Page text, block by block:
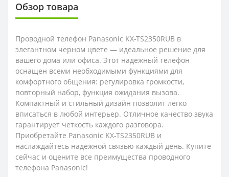
Обзор товара
Проводной телефон Panasonic KX-TS2350RUB в
элегантном черном цвете — идеальное решение для
вашего дома или офиса. Этот надежный телефон
оснащен всеми необходимыми функциями для
комфортного общения: регулировка громкости,
повторный набор, функция ожидания вызова.
Компактный и стильный дизайн позволит легко
вписаться в любой интерьер. Отличное качество звука
гарантирует четкость каждого разговора.
Приобретайте Panasonic KX-TS2350RUB и
наслаждайтесь надежной связью каждый день. Купите
сейчас и оцените все преимущества проводного
телефона Panasonic!